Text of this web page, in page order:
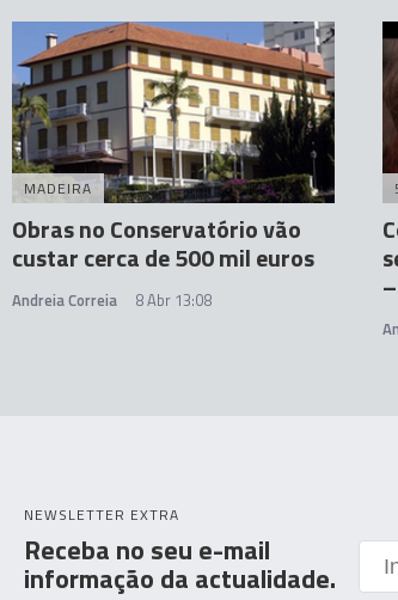
MADEIRA
Obras no Conservatório vão
custar cerca de 500 mil euros
Andreia Correia 8 Abr 13:08
NEWSLETTER EXTRA
Receba no seu e-mail
informação da actualidade.